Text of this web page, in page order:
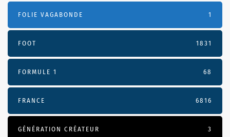
FOLIE VAGABONDE 1
FOOT 1831
FORMULE 1 68
FRANCE 6816
GÉNÉRATION CRÉATEUR 3